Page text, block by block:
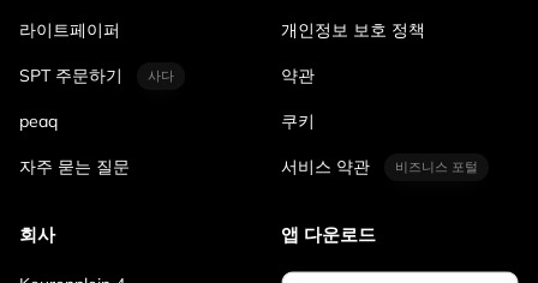
라이트페이퍼
SPT 주문하기 사다
peaq
자주 묻는 질문
개인정보 보호 정책
약관
쿠키
서비스 약관 비즈니스 포털
회사 앱 다운로드